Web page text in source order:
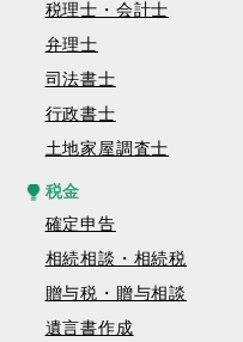
税理士・会計士
弁理士
司法書士
行政書士
土地家屋調査士
税金
確定申告
相続相談・相続税
贈与税・贈与相談
遺言書作成